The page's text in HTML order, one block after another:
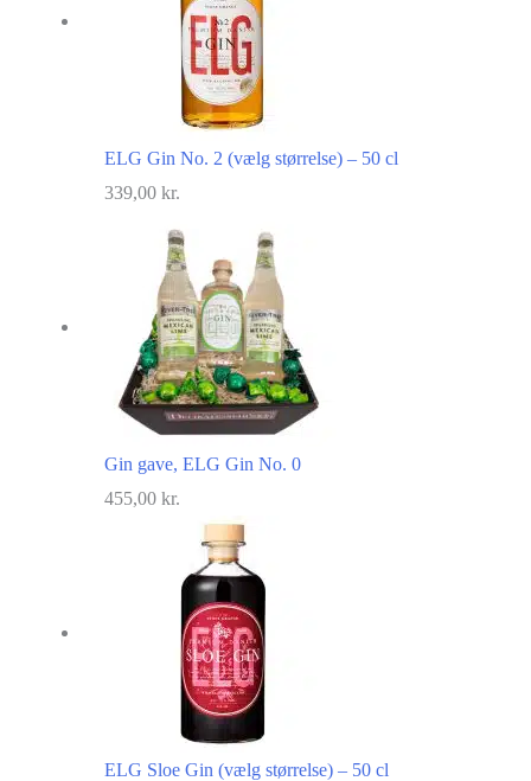
ELG Gin No. 2 (vælg størrelse) – 50 cl
339,00 kr.
Gin gave, ELG Gin No. 0
455,00 kr.
ELG Sloe Gin (vælg størrelse) – 50 cl